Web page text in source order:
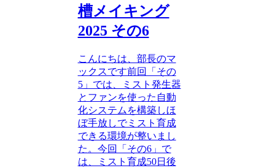
槽メイキング
2025 その6
こんにちは、部長のマ
ックスです前回「その
5」では、ミスト発生器
とファンを使った自動
化システムを構築しほ
ぼ手放しでミスト育成
できる環境が整いまし
た。今回「その6」で
は、ミスト育成50日後